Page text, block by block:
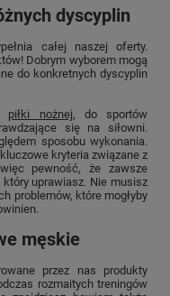
dyscyplin
całej naszej oferty.
Dobrym wyborem mogą
do konkretnych dyscyplin
piłki nożnej, do sportów
się na siłowni.
sposobu wykonania.
kryteria związane z
pewność, że zawsze
uprawiasz. Nie musisz
problemów, które mogłyby
męskie
przez nas produkty
rozmaitych treningów